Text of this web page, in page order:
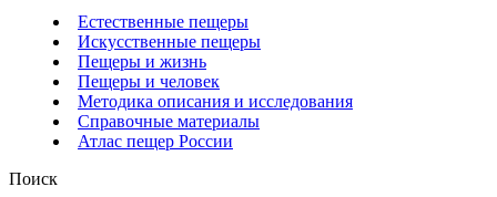
Естественные пещеры
Искусственные пещеры
Пещеры и жизнь
Пещеры и человек
Методика описания и исследования
Справочные материалы
Атлас пещер России
Поиск